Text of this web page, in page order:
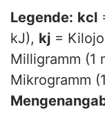
Legende: kcl
kJ), kj =
Milligramm (1
Mikrogramm